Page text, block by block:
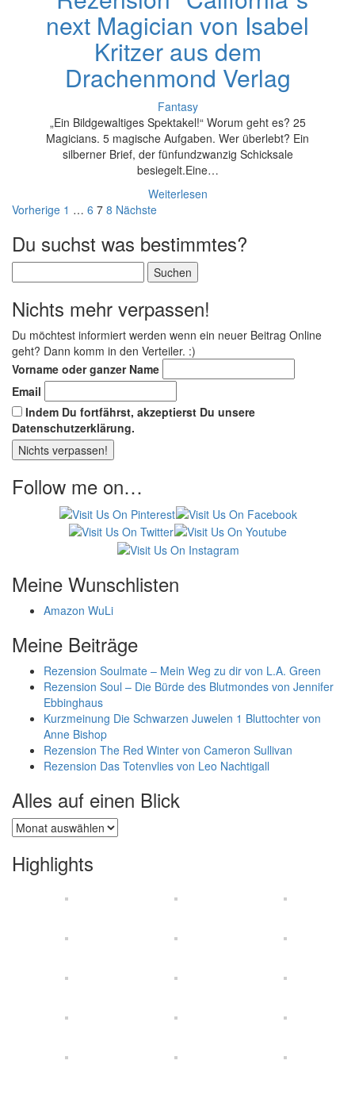
next Magician von Isabel
Kritzer aus dem
Drachenmond Verlag
Fantasy
„Ein Bildgewaltiges Spektakel!“ Worum geht es? 25
Magicians. 5 magische Aufgaben. Wer überlebt? Ein
silberner Brief, der fünfundzwanzig Schicksale
besiegelt.Eine…
Weiterlesen
Seitennummerierung
der
Beiträge
Vorherige 1 … 6 7 8 Nächste
Du suchst was bestimmtes?
nach:
Nichts mehr verpassen!
Du möchtest informiert werden wenn ein neuer Beitrag Online
geht? Dann komm in den Verteiler. :)
Vorname oder ganzer Name
Email
Indem Du fortfährst, akzeptierst Du unsere
Datenschutzerklärung.
Follow me on…
Meine Wunschlisten
Amazon WuLi
Meine Beiträge
Rezension Soulmate – Mein Weg zu dir von L.A. Green
Rezension Soul – Die Bürde des Blutmondes von Jennifer
Ebbinghaus
Kurzmeinung Die Schwarzen Juwelen 1 Bluttochter von
Anne Bishop
Rezension The Red Winter von Cameron Sullivan
Rezension Das Totenvlies von Leo Nachtigall
Alles auf einen Blick
Alles
auf
einen
Blick
Highlights